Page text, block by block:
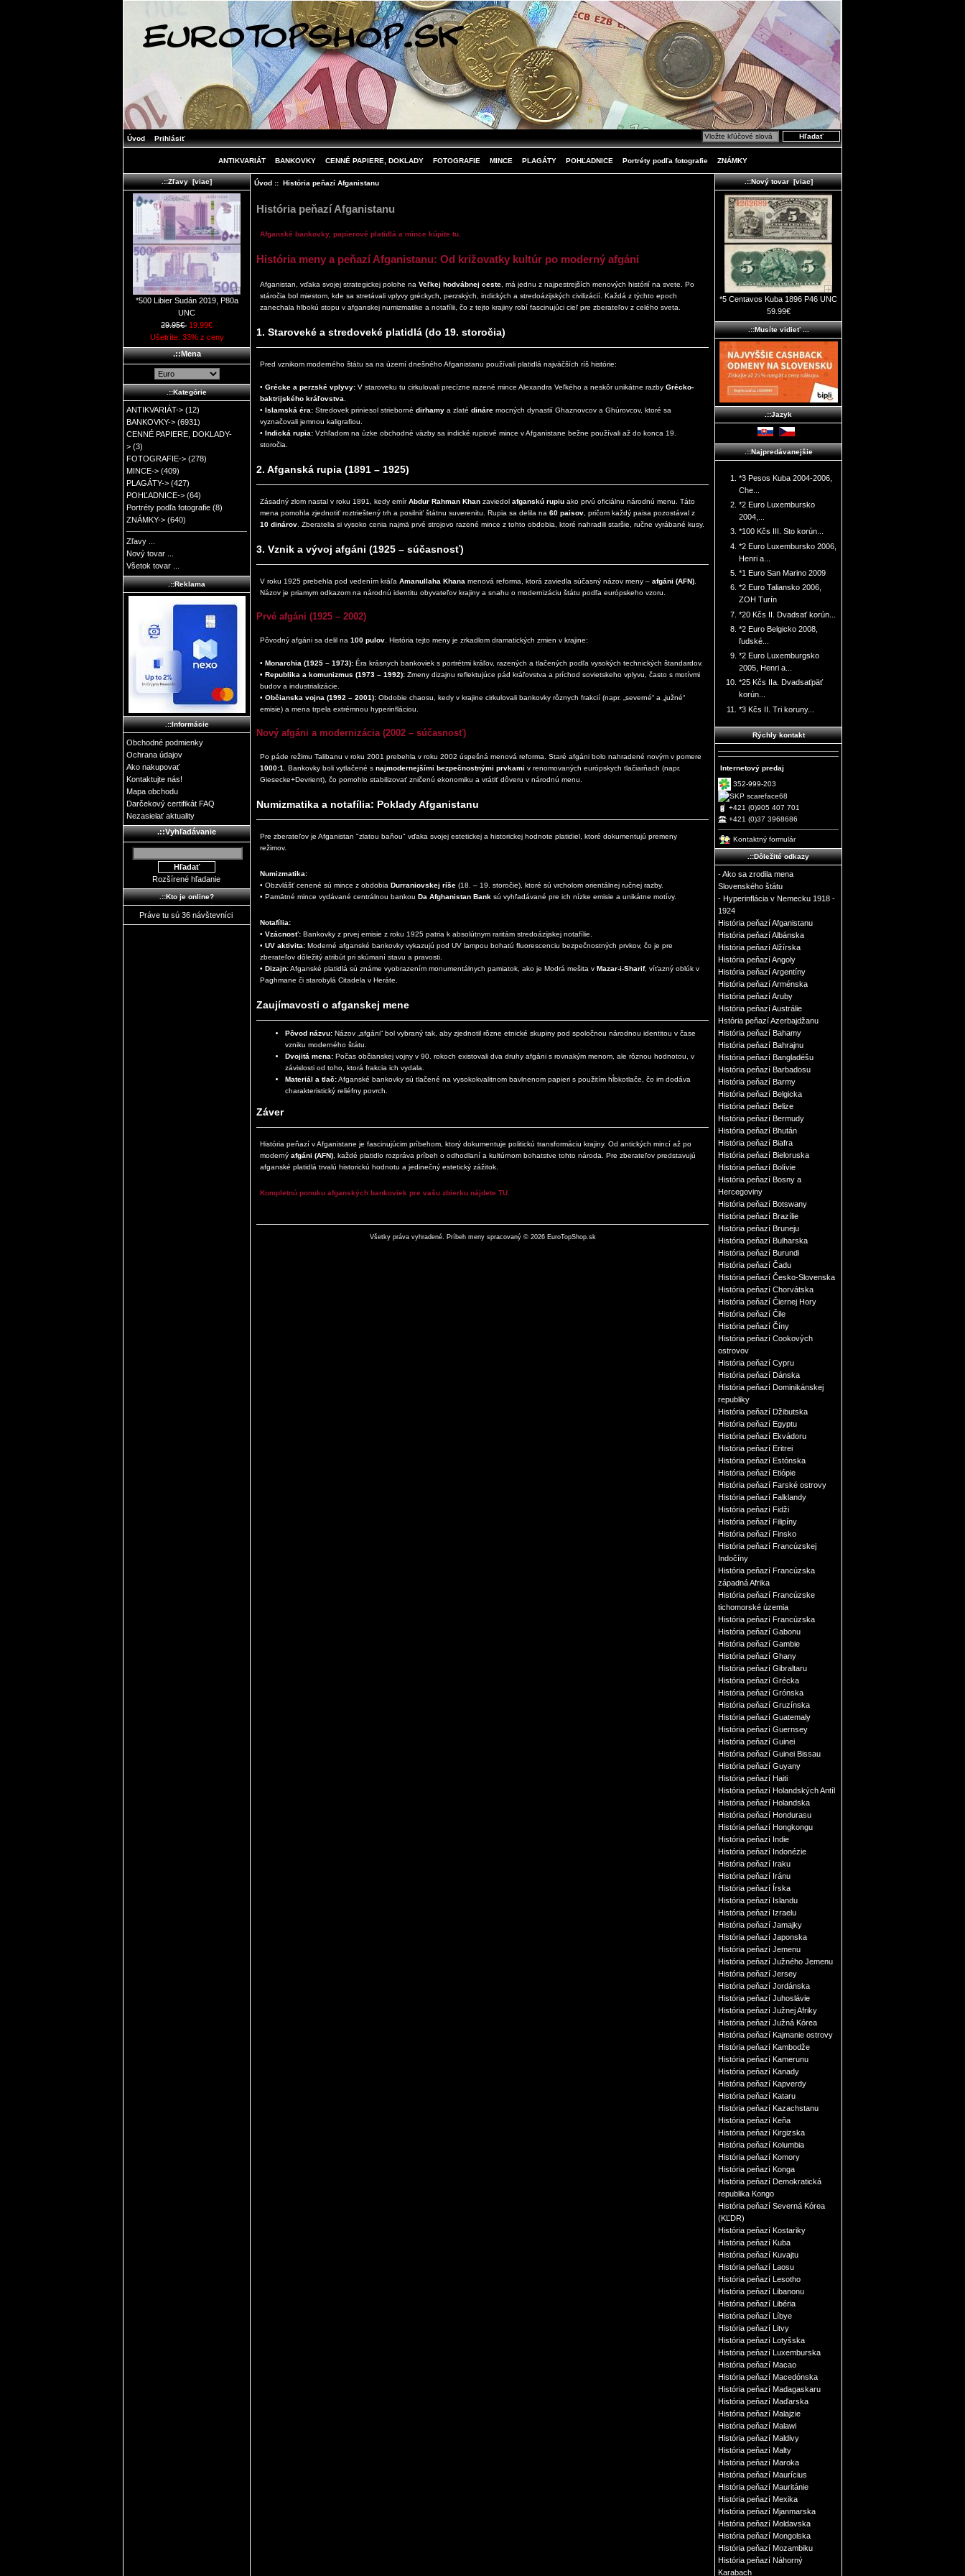
Úvod Prihlásiť
ANTIKVARIÁT BANKOVKY CENNÉ PAPIERE, DOKLADY FOTOGRAFIE MINCE PLAGÁTY POHĽADNICE Portréty podľa fotografie ZNÁMKY
.::Zľavy [viac]
*500 Libier Sudán 2019, P80a
UNC
29.95€ 19.99€
Ušetríte: 33% z ceny
.::Mena
.::Kategórie
ANTIKVARIÁT-> (12)
BANKOVKY-> (6931)
CENNÉ PAPIERE, DOKLADY-
> (3)
FOTOGRAFIE-> (278)
MINCE-> (409)
PLAGÁTY-> (427)
POHĽADNICE-> (64)
Portréty podľa fotografie (8)
ZNÁMKY-> (640)
Zľavy ...
Nový tovar ...
Všetok tovar ...
.::Reklama
.::Informácie
Obchodné podmienky
Ochrana údajov
Ako nakupovať
Kontaktujte nás!
Mapa obchodu
Darčekový certifikát FAQ
Nezasielať aktuality
.::Vyhľadávanie
Rozšírené hľadanie
.::Kto je online?
Práve tu sú 36 návštevníci
Úvod:: História peňazí Afganistanu
História peňazí Afganistanu
Afganské bankovky, papierové platidlá a mince kúpite tu.
História meny a peňazí Afganistanu: Od križovatky kultúr po moderný afgáni
Afganistan, vďaka svojej strategickej polohe na Veľkej hodvábnej ceste , má jednu z najpestrejších menových histórií na svete. Po
stáročia bol miestom, kde sa stretávali vplyvy gréckych, perzských, indických a stredoázijských civilizácií. Každá z týchto epoch
zanechala hlbokú stopu v afganskej numizmatike a notafílii, čo z tejto krajiny robí fascinujúci cieľ pre zberateľov z celého sveta.
1. Staroveké a stredoveké platidlá (do 19. storočia)
Pred vznikom moderného štátu sa na území dnešného Afganistanu používali platidlá najväčších ríš histórie:
• Grécke a perzské vplyvy: V staroveku tu cirkulovali precízne razené mince Alexandra Veľkého a neskôr unikátne razby Grécko-
baktrijského kráľovstva
• Islamská éra: Stredovek priniesol strieborné dirhamy a zlaté dináre mocných dynastií Ghaznovcov a Ghúrovcov, ktoré sa
vyznačovali jemnou kaligrafiou.
• Indická rupia: Vzhľadom na úzke obchodné väzby sa indické rupiové mince v Afganistane bežne používali až do konca 19.
storočia.
2. Afganská rupia (1891 – 1925)
Zásadný zlom nastal v roku 1891, kedy emírAbdur Rahman Khan zaviedol afganskú rupiu ako prvú oficiálnu národnú menu. Táto
mena pomohla zjednotiť roztrieštený trh a posilniť štátnu suverenitu. Rupia sa delila na 60 paisov , pričom každý paisa pozostával z
10 dinárov . Zberatelia si vysoko cenia najmä prvé strojovo razené mince z tohto obdobia, ktoré nahradili staršie, ručne vyrábané kusy.
3. Vznik a vývoj afgáni (1925 – súčasnosť)
V roku 1925 prebehla pod vedením kráľa Amanullaha Khana menová reforma, ktorá zaviedla súčasný názov meny – afgáni (AFN)
Názov je priamym odkazom na národnú identitu obyvateľov krajiny a snahu o modernizáciu štátu podľa európskeho vzoru.
Prvé afgáni (1925 – 2002)
Pôvodný afgáni sa delil na 100 pulov . História tejto meny je zrkadlom dramatických zmien v krajine:
• Monarchia (1925 – 1973): Éra krásnych bankoviek s portrétmi kráľov, razených a tlačených podľa vysokých technických štandardov.
• Republika a komunizmus (1973 – 1992): Zmeny dizajnu reflektujúce pád kráľovstva a príchod sovietskeho vplyvu, často s motívmi
budov a industrializácie.
• Občianska vojna (1992 – 2001): Obdobie chaosu, kedy v krajine cirkulovali bankovky rôznych frakcií (napr. „severné“ a „južné“
emisie) a mena trpela extrémnou hyperinfláciou.
Nový afgáni a modernizácia (2002 – súčasnosť)
Po páde režimu Talibanu v roku 2001 prebehla v roku 2002 úspešná menová reforma. Staré afgáni bolo nahradené novým v pomere
1000:1
. Bankovky boli vytlačené s najmodernejšími bezpečnostnými prvkami v renomovaných európskych tlačiarňach (napr.
Giesecke+Devrient), čo pomohlo stabilizovať zničenú ekonomiku a vrátiť dôveru v národnú menu.
Numizmatika a notafília: Poklady Afganistanu
Pre zberateľov je Afganistan "zlatou baňou" vďaka svojej estetickej a historickej hodnote platidiel, ktoré dokumentujú premeny
režimov.
Numizmatika:
• Obzvlášť cenené sú mince z obdobia Durraniovskej ríše (18. – 19. storočie), ktoré sú vrcholom orientálnej ručnej razby.
• Pamätné mince vydávané centrálnou bankou Da Afghanistan Bank sú vyhľadávané pre ich nízke emisie a unikátne motívy.
Notafília:
• Vzácnosť: Bankovky z prvej emisie z roku 1925 patria k absolútnym raritám stredoázijskej notafílie.
• UV aktivita: Moderné afganské bankovky vykazujú pod UV lampou bohatú fluorescenciu bezpečnostných prvkov, čo je pre
zberateľov dôležitý atribút pri skúmaní stavu a pravosti.
• Dizajn:Afganské platidlá sú známe vyobrazením monumentálnych pamiatok, ako je Modrá mešita v Mazar-i-Sharif, víťazný oblúk v
Paghmane či starobylá Citadela v Heráte.
Zaujímavosti o afganskej mene
Pôvod názvu: Názov „afgáni“ bol vybraný tak, aby zjednotil rôzne etnické skupiny pod spoločnou národnou identitou v čase
vzniku moderného štátu.
Dvojitá mena: Počas občianskej vojny v 90. rokoch existovali dva druhy afgáni s rovnakým menom, ale rôznou hodnotou, v
závislosti od toho, ktorá frakcia ich vydala.
Materiál a tlač:Afganské bankovky sú tlačené na vysokokvalitnom bavlnenom papieri s použitím hĺbkotlače, čo im dodáva
charakteristický reliéfny povrch.
Záver
História peňazí v Afganistane je fascinujúcim príbehom, ktorý dokumentuje politickú transformáciu krajiny. Od antických mincí až po
moderný afgáni (AFN) , každé platidlo rozpráva príbeh o odhodlaní a kultúrnom bohatstve tohto národa. Pre zberateľov predstavujú
afganské platidlá trvalú historickú hodnotu a jedinečný estetický zážitok.
Kompletnú ponuku afganských bankoviek pre vašu zbierku nájdete TU.
Všetky práva vyhradené. Príbeh meny spracovaný © 2026 EuroTopShop.sk
.::Nový tovar [viac]
*5 Centavos Kuba 1896 P46 UNC
59.99€
.::Musíte vidieť ...
.::Jazyk
.::Najpredávanejšie
*3 Pesos Kuba 2004-2006,
Che...
*2 Euro Luxembursko
2004,...
*100 Kčs III. Sto korún...
*2 Euro Luxembursko 2006,
Henri a...
*1 Euro San Marino 2009
*2 Euro Taliansko 2006,
ZOH Turín
*20 Kčs II. Dvadsať korún...
*2 Euro Belgicko 2008,
ľudské...
*2 Euro Luxemburgsko
2005, Henri a...
*25 Kčs IIa. Dvadsaťpäť
korún...
*3 Kčs II. Tri koruny...
Rýchly kontakt
Internetový predaj
352-999-203
scareface68
+421 (0)905 407 701
+421 (0)37 3968686
Kontaktný formulár
.::Dôležité odkazy
- Ako sa zrodila mena
Slovenského štátu
- Hyperinflácia v Nemecku 1918 -
1924
História peňazí Afganistanu
História peňazí Albánska
História peňazí Alžírska
História peňazí Angoly
História peňazí Argentíny
História peňazí Arménska
História peňazí Aruby
História peňazí Austrálie
Hstória peňazí Azerbajdžanu
História peňazí Bahamy
História peňazí Bahrajnu
História peňazí Bangladéšu
História peňazí Barbadosu
História peňazí Barmy
História peňazí Belgicka
História peňazí Belize
História peňazí Bermudy
História peňazí Bhután
História peňazí Biafra
História peňazí Bieloruska
História peňazí Bolívie
História peňazí Bosny a
Hercegoviny
História peňazí Botswany
História peňazí Brazílie
História peňazí Bruneju
História peňazí Bulharska
História peňazí Burundi
História peňazí Čadu
História peňazí Česko-Slovenska
História peňazí Chorvátska
História peňazí Čiernej Hory
História peňazí Čile
História peňazí Číny
História peňazí Cookových
ostrovov
História peňazí Cypru
História peňazí Dánska
História peňazí Dominikánskej
republiky
História peňazí Džibutska
História peňazí Egyptu
História peňazí Ekvádoru
História peňazí Eritrei
História peňazí Estónska
História peňazí Etiópie
História peňazí Farské ostrovy
História peňazí Falklandy
História peňazí Fidži
História peňazí Filipíny
História peňazí Finsko
História peňazí Francúzskej
Indočíny
História peňazí Francúzska
západná Afrika
História peňazí Francúzske
tichomorské územia
História peňazí Francúzska
História peňazí Gabonu
História peňazí Gambie
História peňazí Ghany
História peňazí Gibraltaru
História peňazí Grécka
História peňazí Grónska
História peňazí Gruzínska
História peňazí Guatemaly
História peňazí Guernsey
História peňazí Guinei
História peňazí Guinei Bissau
História peňazí Guyany
História peňazí Haiti
História peňazí Holandských Antíl
História peňazí Holandska
História peňazí Hondurasu
História peňazí Hongkongu
História peňazí Indie
História peňazí Indonézie
História peňazí Iraku
História peňazí Iránu
História peňazí Írska
História peňazí Islandu
História peňazí Izraelu
História peňazí Jamajky
História peňazí Japonska
História peňazí Jemenu
História peňazí Južného Jemenu
História peňazí Jersey
História peňazí Jordánska
História peňazí Juhoslávie
História peňazí Južnej Afriky
História peňazí Južná Kórea
História peňazí Kajmanie ostrovy
História peňazí Kambodže
História peňazí Kamerunu
História peňazí Kanady
História peňazí Kapverdy
História peňazí Kataru
História peňazí Kazachstanu
História peňazí Keňa
História peňazí Kirgizska
História peňazí Kolumbia
História peňazí Komory
História peňazí Konga
História peňazí Demokratická
republika Kongo
História peňazí Severná Kórea
(KĽDR)
História peňazí Kostariky
História peňazí Kuba
História peňazí Kuvajtu
História peňazí Laosu
História peňazí Lesotho
História peňazí Libanonu
História peňazí Libéria
História peňazí Líbye
História peňazí Litvy
História peňazí Lotyšska
História peňazí Luxemburska
História peňazí Macao
História peňazí Macedónska
História peňazí Madagaskaru
História peňazí Maďarska
História peňazí Malajzie
História peňazí Malawi
História peňazí Maldivy
História peňazí Malty
História peňazí Maroka
História peňazí Maurícius
História peňazí Mauritánie
História peňazí Mexika
História peňazí Mjanmarska
História peňazí Moldavska
História peňazí Mongolska
História peňazí Mozambiku
História peňazí Náhorný
Karabach